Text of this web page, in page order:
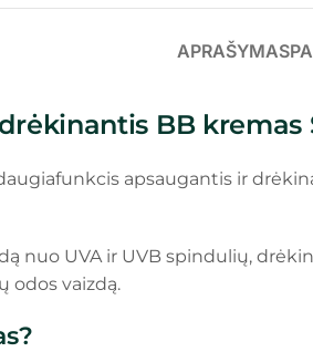
APRAŠYMAS
BB kremas
apsaugantis ir
nuo UVA ir UVB spindulių,
odos vaizdą.